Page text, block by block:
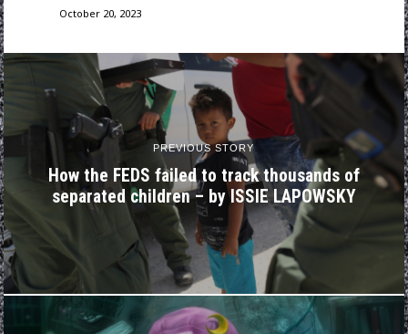
October 20, 2023
PREVIOUS STORY
How the FEDS failed to track thousands of
separated children – by ISSIE LAPOWSKY